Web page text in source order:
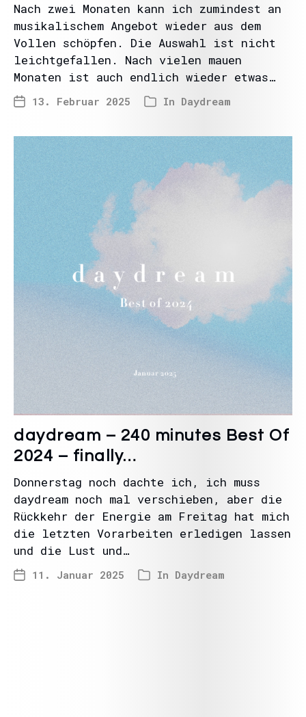
Nach zwei Monaten kann ich zumindest an
musikalischem Angebot wieder aus dem
Vollen schöpfen. Die Auswahl ist nicht
leichtgefallen. Nach vielen mauen
Monaten ist auch endlich wieder etwas…
13. Februar 2025 In Daydream
daydream – 240 minutes Best Of
2024 – finally…
Donnerstag noch dachte ich, ich muss
daydream noch mal verschieben, aber die
Rückkehr der Energie am Freitag hat mich
die letzten Vorarbeiten erledigen lassen
und die Lust und…
11. Januar 2025 In Daydream